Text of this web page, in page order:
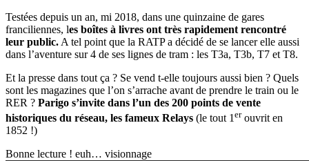
Testées depuis un an, mi 2018, dans une quinzaine de gares
franciliennes, les boîtes à livres ont très rapidement rencontré
leur public. A tel point que la RATP a décidé de se lancer elle aussi
dans l’aventure sur 4 de ses lignes de tram : les T3a, T3b, T7 et T8.
Et la presse dans tout ça ? Se vend t-elle toujours aussi bien ? Quels
sont les magazines que l’on s’arrache avant de prendre le train ou le
RER ? Parigo s’invite dans l’un des 200 points de vente
historiques du réseau, les fameux Relays (le tout 1 erouvrit en
1852 !)
Bonne lecture ! euh… visionnage